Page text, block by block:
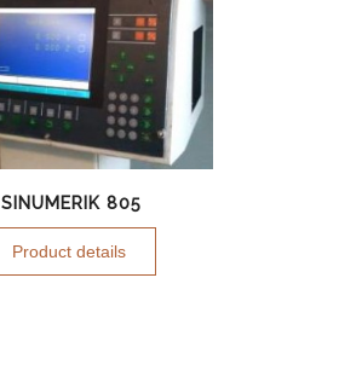
SINUMERIK 805
Product details